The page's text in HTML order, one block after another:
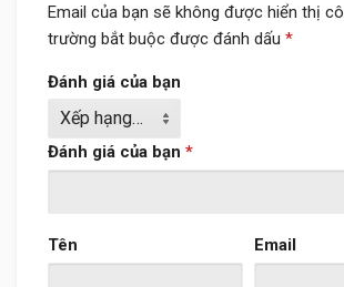
Email của bạn sẽ không được hiển thị
trường bắt buộc được đánh dấu *
Đánh giá của bạn
Đánh giá của bạn *
Tên Email